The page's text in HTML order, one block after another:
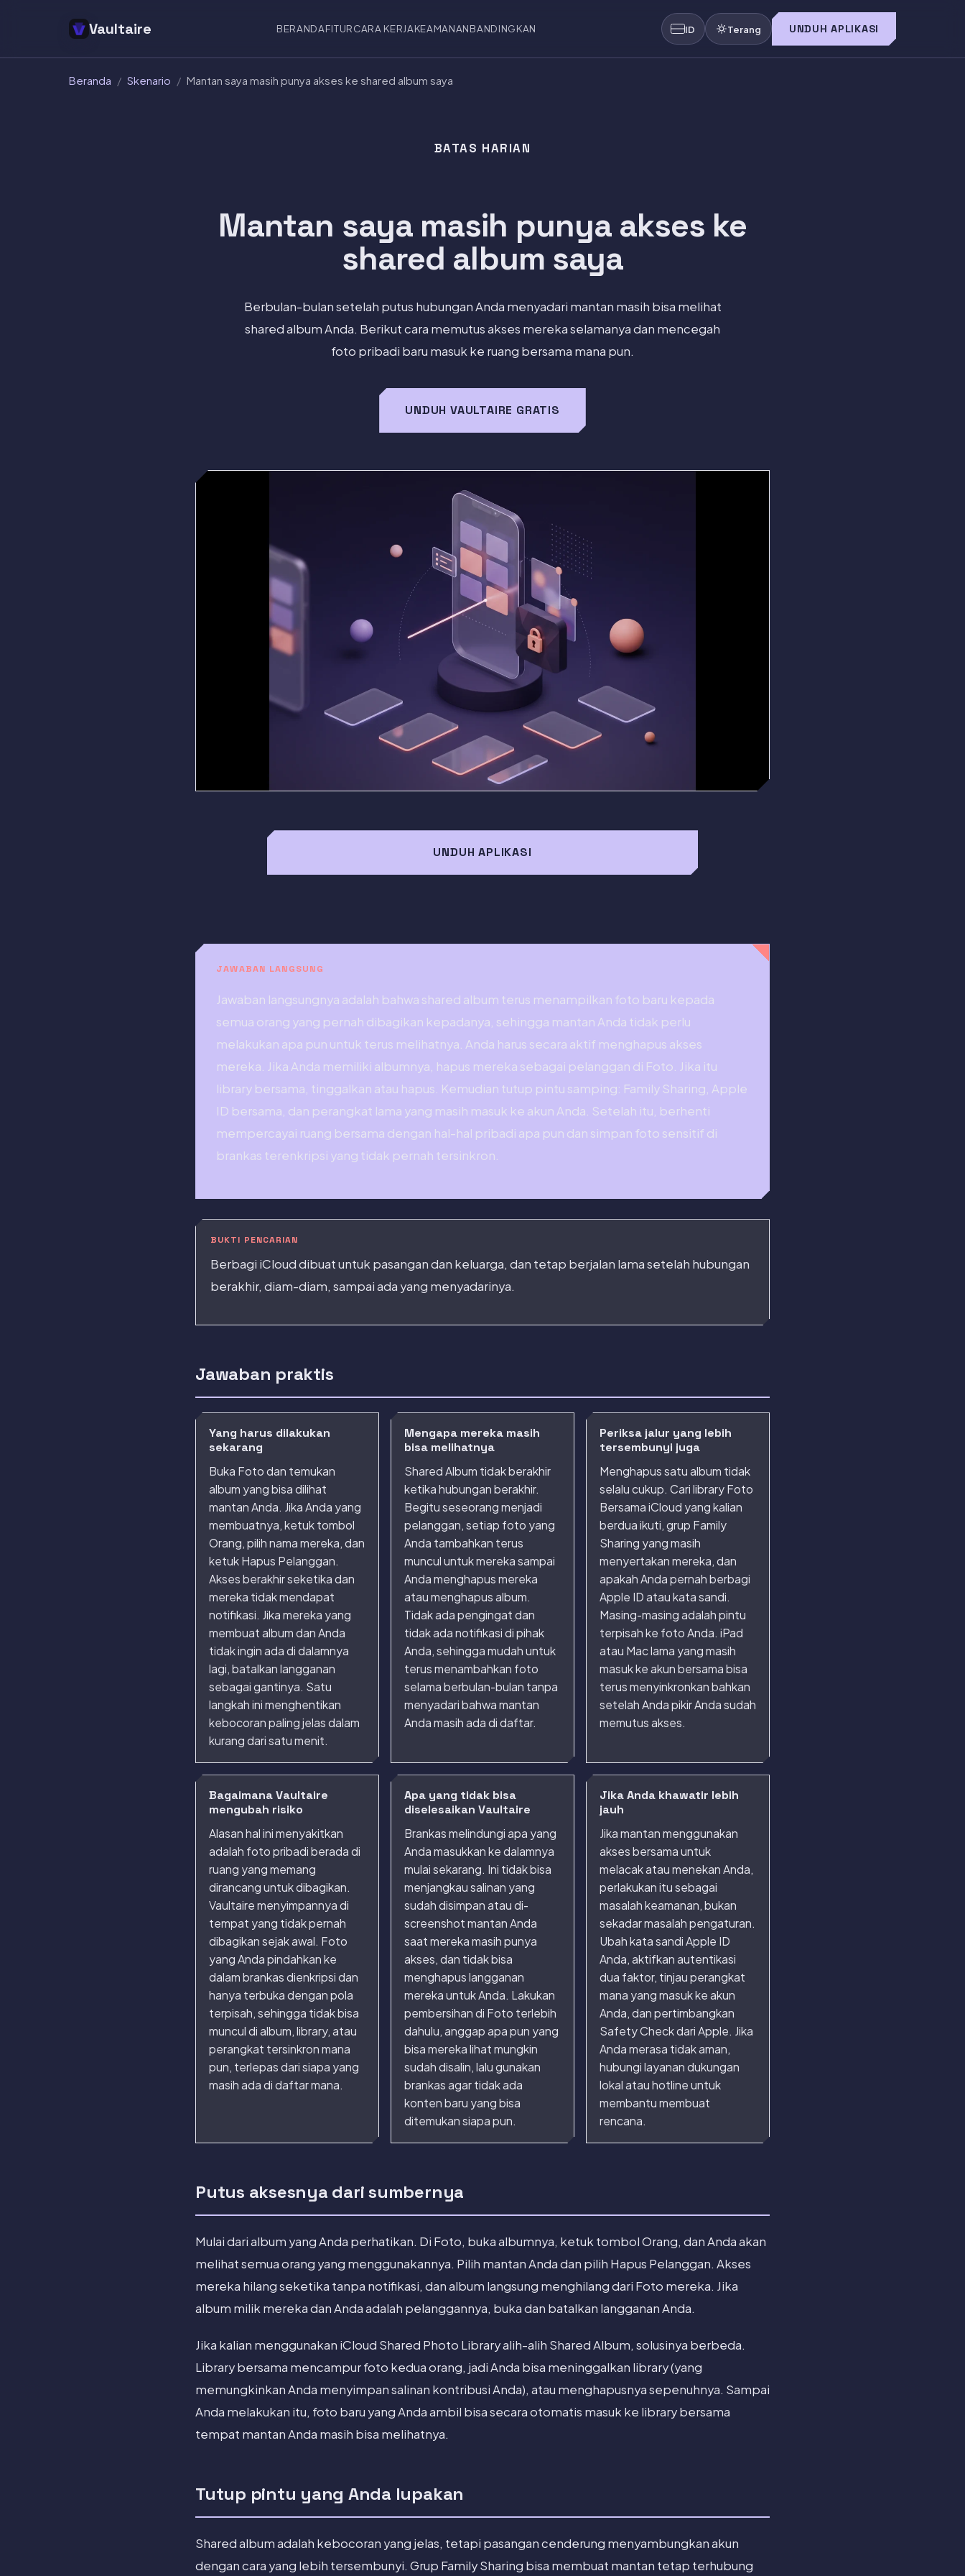
Vaultaire BERANDAFITURCARA KERJAKEAMANANBANDINGKAN ID Terang UNDUH APLIKASI
Beranda / Skenario / Mantan saya masih punya akses ke shared album saya
BATAS HARIAN
Mantan saya masih punya akses ke
shared album saya
Berbulan-bulan setelah putus hubungan Anda menyadari mantan masih bisa melihat
shared album Anda. Berikut cara memutus akses mereka selamanya dan mencegah
foto pribadi baru masuk ke ruang bersama mana pun.
UNDUH VAULTAIRE GRATIS
UNDUH APLIKASI
JAWABAN LANGSUNG
Jawaban langsungnya adalah bahwa shared album terus menampilkan foto baru kepada
semua orang yang pernah dibagikan kepadanya, sehingga mantan Anda tidak perlu
melakukan apa pun untuk terus melihatnya. Anda harus secara aktif menghapus akses
mereka. Jika Anda memiliki albumnya, hapus mereka sebagai pelanggan di Foto. Jika itu
library bersama, tinggalkan atau hapus. Kemudian tutup pintu samping: Family Sharing, Apple
ID bersama, dan perangkat lama yang masih masuk ke akun Anda. Setelah itu, berhenti
mempercayai ruang bersama dengan hal-hal pribadi apa pun dan simpan foto sensitif di
brankas terenkripsi yang tidak pernah tersinkron.
BUKTI PENCARIAN
Berbagi iCloud dibuat untuk pasangan dan keluarga, dan tetap berjalan lama setelah hubungan
berakhir, diam-diam, sampai ada yang menyadarinya.
Jawaban praktis
Yang harus dilakukan
sekarang
Buka Foto dan temukan
album yang bisa dilihat
mantan Anda. Jika Anda yang
membuatnya, ketuk tombol
Orang, pilih nama mereka, dan
ketuk Hapus Pelanggan.
Akses berakhir seketika dan
mereka tidak mendapat
notifikasi. Jika mereka yang
membuat album dan Anda
tidak ingin ada di dalamnya
lagi, batalkan langganan
sebagai gantinya. Satu
langkah ini menghentikan
kebocoran paling jelas dalam
kurang dari satu menit.
Mengapa mereka masih
bisa melihatnya
Shared Album tidak berakhir
ketika hubungan berakhir.
Begitu seseorang menjadi
pelanggan, setiap foto yang
Anda tambahkan terus
muncul untuk mereka sampai
Anda menghapus mereka
atau menghapus album.
Tidak ada pengingat dan
tidak ada notifikasi di pihak
Anda, sehingga mudah untuk
terus menambahkan foto
selama berbulan-bulan tanpa
menyadari bahwa mantan
Anda masih ada di daftar.
Periksa jalur yang lebih
tersembunyi juga
Menghapus satu album tidak
selalu cukup. Cari library Foto
Bersama iCloud yang kalian
berdua ikuti, grup Family
Sharing yang masih
menyertakan mereka, dan
apakah Anda pernah berbagi
Apple ID atau kata sandi.
Masing-masing adalah pintu
terpisah ke foto Anda. iPad
atau Mac lama yang masih
masuk ke akun bersama bisa
terus menyinkronkan bahkan
setelah Anda pikir Anda sudah
memutus akses.
Bagaimana Vaultaire
mengubah risiko
Alasan hal ini menyakitkan
adalah foto pribadi berada di
ruang yang memang
dirancang untuk dibagikan.
Vaultaire menyimpannya di
tempat yang tidak pernah
dibagikan sejak awal. Foto
yang Anda pindahkan ke
dalam brankas dienkripsi dan
hanya terbuka dengan pola
terpisah, sehingga tidak bisa
muncul di album, library, atau
perangkat tersinkron mana
pun, terlepas dari siapa yang
masih ada di daftar mana.
Apa yang tidak bisa
diselesaikan Vaultaire
Brankas melindungi apa yang
Anda masukkan ke dalamnya
mulai sekarang. Ini tidak bisa
menjangkau salinan yang
sudah disimpan atau di-
screenshot mantan Anda
saat mereka masih punya
akses, dan tidak bisa
menghapus langganan
mereka untuk Anda. Lakukan
pembersihan di Foto terlebih
dahulu, anggap apa pun yang
bisa mereka lihat mungkin
sudah disalin, lalu gunakan
brankas agar tidak ada
konten baru yang bisa
ditemukan siapa pun.
Jika Anda khawatir lebih
jauh
Jika mantan menggunakan
akses bersama untuk
melacak atau menekan Anda,
perlakukan itu sebagai
masalah keamanan, bukan
sekadar masalah pengaturan.
Ubah kata sandi Apple ID
Anda, aktifkan autentikasi
dua faktor, tinjau perangkat
mana yang masuk ke akun
Anda, dan pertimbangkan
Safety Check dari Apple. Jika
Anda merasa tidak aman,
hubungi layanan dukungan
lokal atau hotline untuk
membantu membuat
rencana.
Putus aksesnya dari sumbernya
Mulai dari album yang Anda perhatikan. Di Foto, buka albumnya, ketuk tombol Orang, dan Anda akan
melihat semua orang yang menggunakannya. Pilih mantan Anda dan pilih Hapus Pelanggan. Akses
mereka hilang seketika tanpa notifikasi, dan album langsung menghilang dari Foto mereka. Jika
album milik mereka dan Anda adalah pelanggannya, buka dan batalkan langganan Anda.
Jika kalian menggunakan iCloud Shared Photo Library alih-alih Shared Album, solusinya berbeda.
Library bersama mencampur foto kedua orang, jadi Anda bisa meninggalkan library (yang
memungkinkan Anda menyimpan salinan kontribusi Anda), atau menghapusnya sepenuhnya. Sampai
Anda melakukan itu, foto baru yang Anda ambil bisa secara otomatis masuk ke library bersama
tempat mantan Anda masih bisa melihatnya.
Tutup pintu yang Anda lupakan
Shared album adalah kebocoran yang jelas, tetapi pasangan cenderung menyambungkan akun
dengan cara yang lebih tersembunyi. Grup Family Sharing bisa membuat mantan tetap terhubung